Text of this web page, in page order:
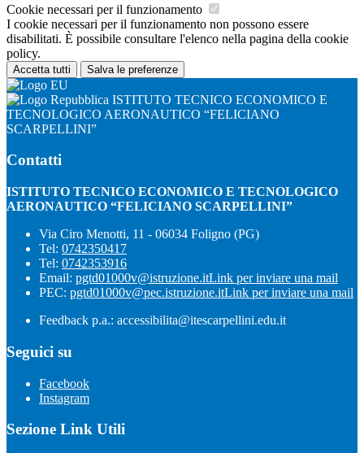
Cookie necessari per il funzionamento
I cookie necessari per il funzionamento non possono essere
disabilitati. È possibile consultare l'elenco nella pagina della cookie
policy.
Accetta tutti Salva le preferenze
ISTITUTO TECNICO ECONOMICO E
TECNOLOGICO AERONAUTICO “FELICIANO
SCARPELLINI”
Contatti
ISTITUTO TECNICO ECONOMICO E TECNOLOGICO
AERONAUTICO “FELICIANO SCARPELLINI”
Via Ciro Menotti, 11 - 06034 Foligno (PG)
Tel: 0742350417
Tel: 0742353916
Email: pgtd01000v@istruzione.itLink per inviare una mail
PEC: pgtd01000v@pec.istruzione.itLink per inviare una mail
Feedback p.a.: accessibilita@itescarpellini.edu.it
Seguici su
Facebook
Instagram
Sezione Link Utili